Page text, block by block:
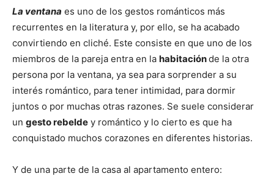
La ventana es uno de los gestos románticos más
recurrentes en la literatura y, por ello, se ha acabado
convirtiendo en cliché. Este consiste en que uno de los
miembros de la pareja entra en la habitaciónde la otra
persona por la ventana, ya sea para sorprender a su
interés romántico, para tener intimidad, para dormir
juntos o por muchas otras razones. Se suele considerar
un gesto rebelde y romántico y lo cierto es que ha
conquistado muchos corazones en diferentes historias.
Y de una parte de la casa al apartamento entero: